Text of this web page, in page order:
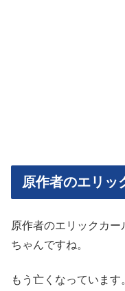
原作者のエリッ
原作者のエリックカ
ちゃんですね。
もう亡くなっています